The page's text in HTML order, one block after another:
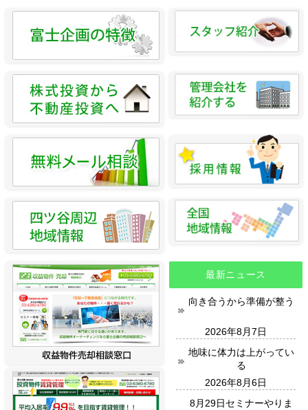
最新ニュース
向き合うから準備が整う
2026年8月7日
地味に体力は上がってい
る
2026年8月6日
8月29日セミナーやりま